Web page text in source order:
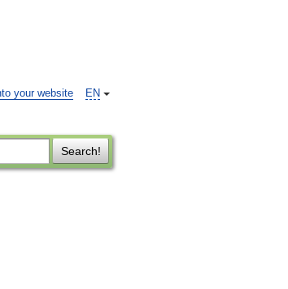
EN
your website
Search!